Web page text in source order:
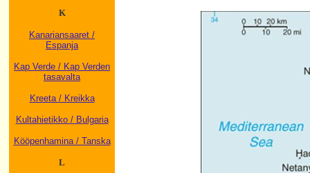
K
Kanariansaaret /
Espanja
Kap Verde / Kap Verden
tasavalta
Kreeta / Kreikka
Kultahietikko / Bulgaria
Kööpenhamina / Tanska
L